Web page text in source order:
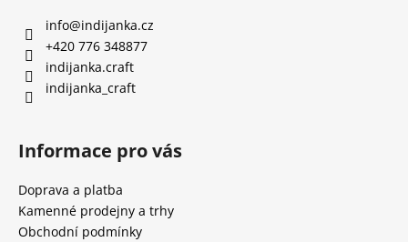
info@indijanka.cz
+420 776 348877
indijanka.craft
indijanka_craft
Informace pro vás
Doprava a platba
Kamenné prodejny a trhy
Obchodní podmínky